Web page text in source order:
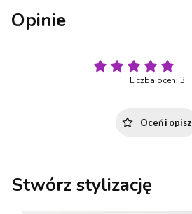
Opinie
Liczba ocen: 3
Oceń i opisz
Stwórz stylizację